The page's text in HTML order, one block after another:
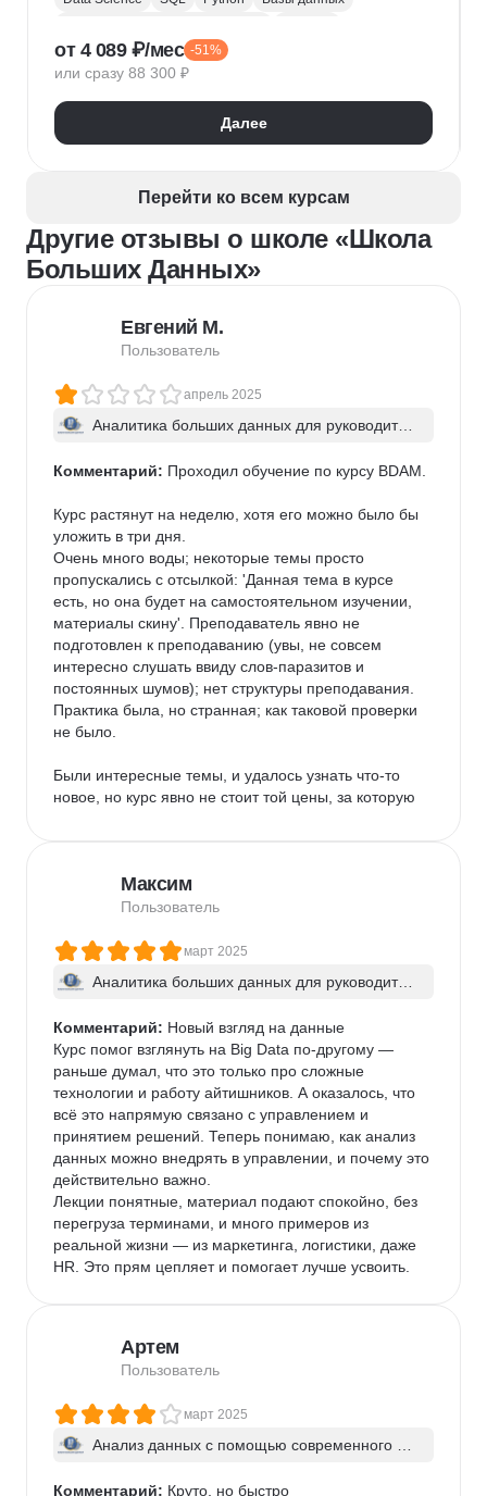
Keras
Машинное обучение
Искусственный интеллект
Математика для Data Science
Статистика
Pandas
от 4 089 ₽/мес -51%
или сразу 88 300 ₽
Далее
Перейти ко всем курсам
Другие отзывы о школе «Школа
Больших Данных»
Евгений М.
Пользователь
апрель 2025
Аналитика больших данных для руководител
Комментарий: Проходил обучение по курсу BDAM.
Курс растянут на неделю, хотя его можно было бы
уложить в три дня.
Очень много воды; некоторые темы просто
пропускались с отсылкой: 'Данная тема в курсе
есть, но она будет на самостоятельном изучении,
материалы скину'. Преподаватель явно не
подготовлен к преподаванию (увы, не совсем
интересно слушать ввиду слов-паразитов и
постоянных шумов); нет структуры преподавания.
Практика была, но странная; как таковой проверки
не было.
Были интересные темы, и удалось узнать что-то
новое, но курс явно не стоит той цены, за которую
Максим
Пользователь
март 2025
Аналитика больших данных для руководител
Комментарий: Новый взгляд на данные
Курс помог взглянуть на Big Data по-другому —
раньше думал, что это только про сложные
технологии и работу айтишников. А оказалось, что
всё это напрямую связано с управлением и
принятием решений. Теперь понимаю, как анализ
данных можно внедрять в управлении, и почему это
действительно важно.
Лекции понятные, материал подают спокойно, без
перегруза терминами, и много примеров из
реальной жизни — из маркетинга, логистики, даже
HR. Это прям цепляет и помогает лучше усвоить.
Артем
Пользователь
март 2025
Анализ данных с помощью современного Ap
Комментарий: Круто, но быстро